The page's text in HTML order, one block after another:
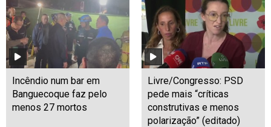
Incêndio num bar em
Banguecoque faz pelo
menos 27 mortos
Livre/Congresso: PSD
pede mais “críticas
construtivas e menos
polarização” (editado)